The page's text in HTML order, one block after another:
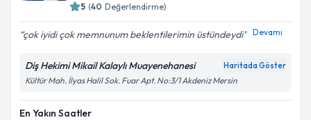
5 (40 Değerlendirme)
çok iyidi çok memnunum beklentilerimin üstündeydi Devamı
Diş Hekimi Mikail Kalaylı Muayenehanesi Haritada Göster
Kültür Mah. İlyas Halil Sok. Fuar Apt. No:3/1 Akdeniz Mersin
En Yakın Saatler